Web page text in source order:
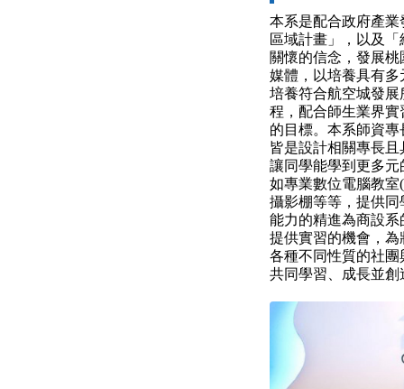
本系是配合政府產
區域計畫」，以及
關懷的信念，發展
媒體，以培養具有
培養符合航空城發
程，配合師生業界
的目標。本系師資
皆是設計相關專長
讓同學能學到更多
如專業數位電腦教
攝影棚等等，提供
能力的精進為商設
提供實習的機會，
各種不同性質的社
共同學習、成長並創